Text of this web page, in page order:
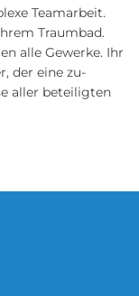
Team­arbeit.
Traum­bad.
alle Ge­werke. Ihr
der eine zu­
aller be­teiligten